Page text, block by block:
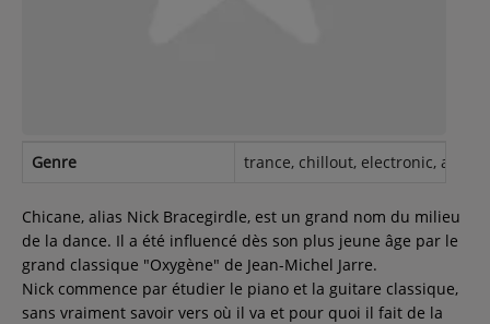
Recherche d'un titre
Genre trance, chillout, electronic,
Chicane, alias Nick Bracegirdle, est un grand nom du milieu
de la dance. Il a été influencé dès son plus jeune âge par le
grand classique "Oxygène" de Jean-Michel Jarre.
Nick commence par étudier le piano et la guitare classique,
sans vraiment savoir vers où il va et pour quoi il fait de la